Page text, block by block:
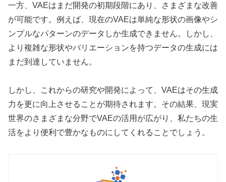
一方、VAEはまだ開発の初期段階にあり、さまざまな改善
が可能です。例えば、現在のVAEは単純な形状の画像やシ
ンプルなパターンのデータしか生成できません。しかし、
より複雑な形状やバリエーションを持つデータの生成には
まだ到達していません。
しかし、これからの研究や開発によって、VAEはその生成
力を更に向上させることが期待されます。その結果、現実
世界のさまざまな分野でVAEの活用が広がり、私たちの生
活をより便利で豊かなものにしてくれることでしょう。